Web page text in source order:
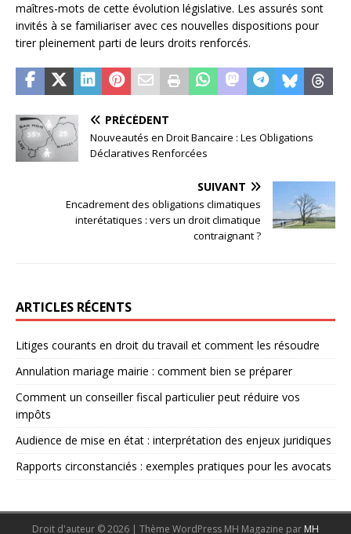
maîtres-mots de cette évolution législative. Les assurés sont
invités à se familiariser avec ces nouvelles dispositions pour
tirer pleinement parti de leurs droits renforcés.
PRÉCÉDENT
Nouveautés en Droit Bancaire : Les Obligations
Déclaratives Renforcées
SUIVANT
Encadrement des obligations climatiques
interétatiques : vers un droit climatique
contraignant ?
ARTICLES RÉCENTS
Litiges courants en droit du travail et comment les résoudre
Annulation mariage mairie : comment bien se préparer
Comment un conseiller fiscal particulier peut réduire vos
impôts
Audience de mise en état : interprétation des enjeux juridiques
Rapports circonstanciés : exemples pratiques pour les avocats
Droit d'auteur © 2026 | Thème WordPress MH Magazine par MH